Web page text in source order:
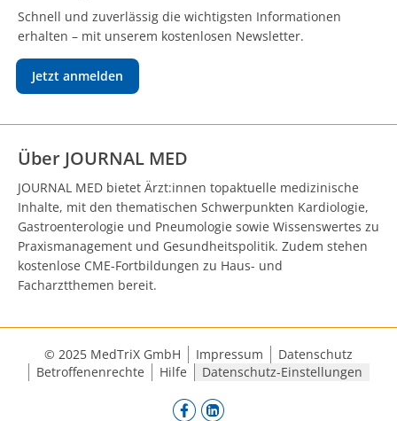
Schnell und zuverlässig die wichtigsten Informationen
erhalten – mit unserem kostenlosen Newsletter.
Jetzt anmelden
Über JOURNAL MED
JOURNAL MED bietet Ärzt:innen topaktuelle medizinische
Inhalte, mit den thematischen Schwerpunkten Kardiologie,
Gastroenterologie und Pneumologie sowie Wissenswertes zu
Praxismanagement und Gesundheitspolitik. Zudem stehen
kostenlose CME-Fortbildungen zu Haus- und
Facharztthemen bereit.
© 2025 MedTriX GmbH Impressum
Datenschutz
Betroffenenrechte
Hilfe Datenschutz-Einstellungen